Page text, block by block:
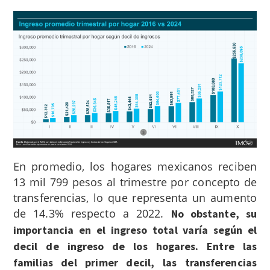
En promedio, los hogares mexicanos reciben
13 mil 799 pesos al trimestre por concepto de
transferencias, lo que representa un aumento
de 14.3% respecto a 2022. No obstante, su
importancia en el ingreso total varía según el
decil de ingreso de los hogares. Entre las
familias del primer decil, las transferencias